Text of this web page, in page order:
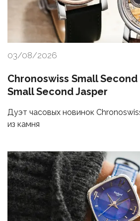
03/08/2026
Chronoswiss Small
Small Second Jasper
Дуэт часовых новинок
из камня